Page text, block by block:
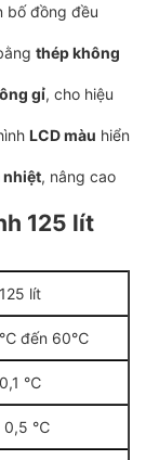
bố đồng đều
thép không
gỉ, cho hiệu
LCD màu hiển
nhiệt, nâng cao
125 lít
125 lít
đến 60℃
0,1 ℃
0,5 ℃